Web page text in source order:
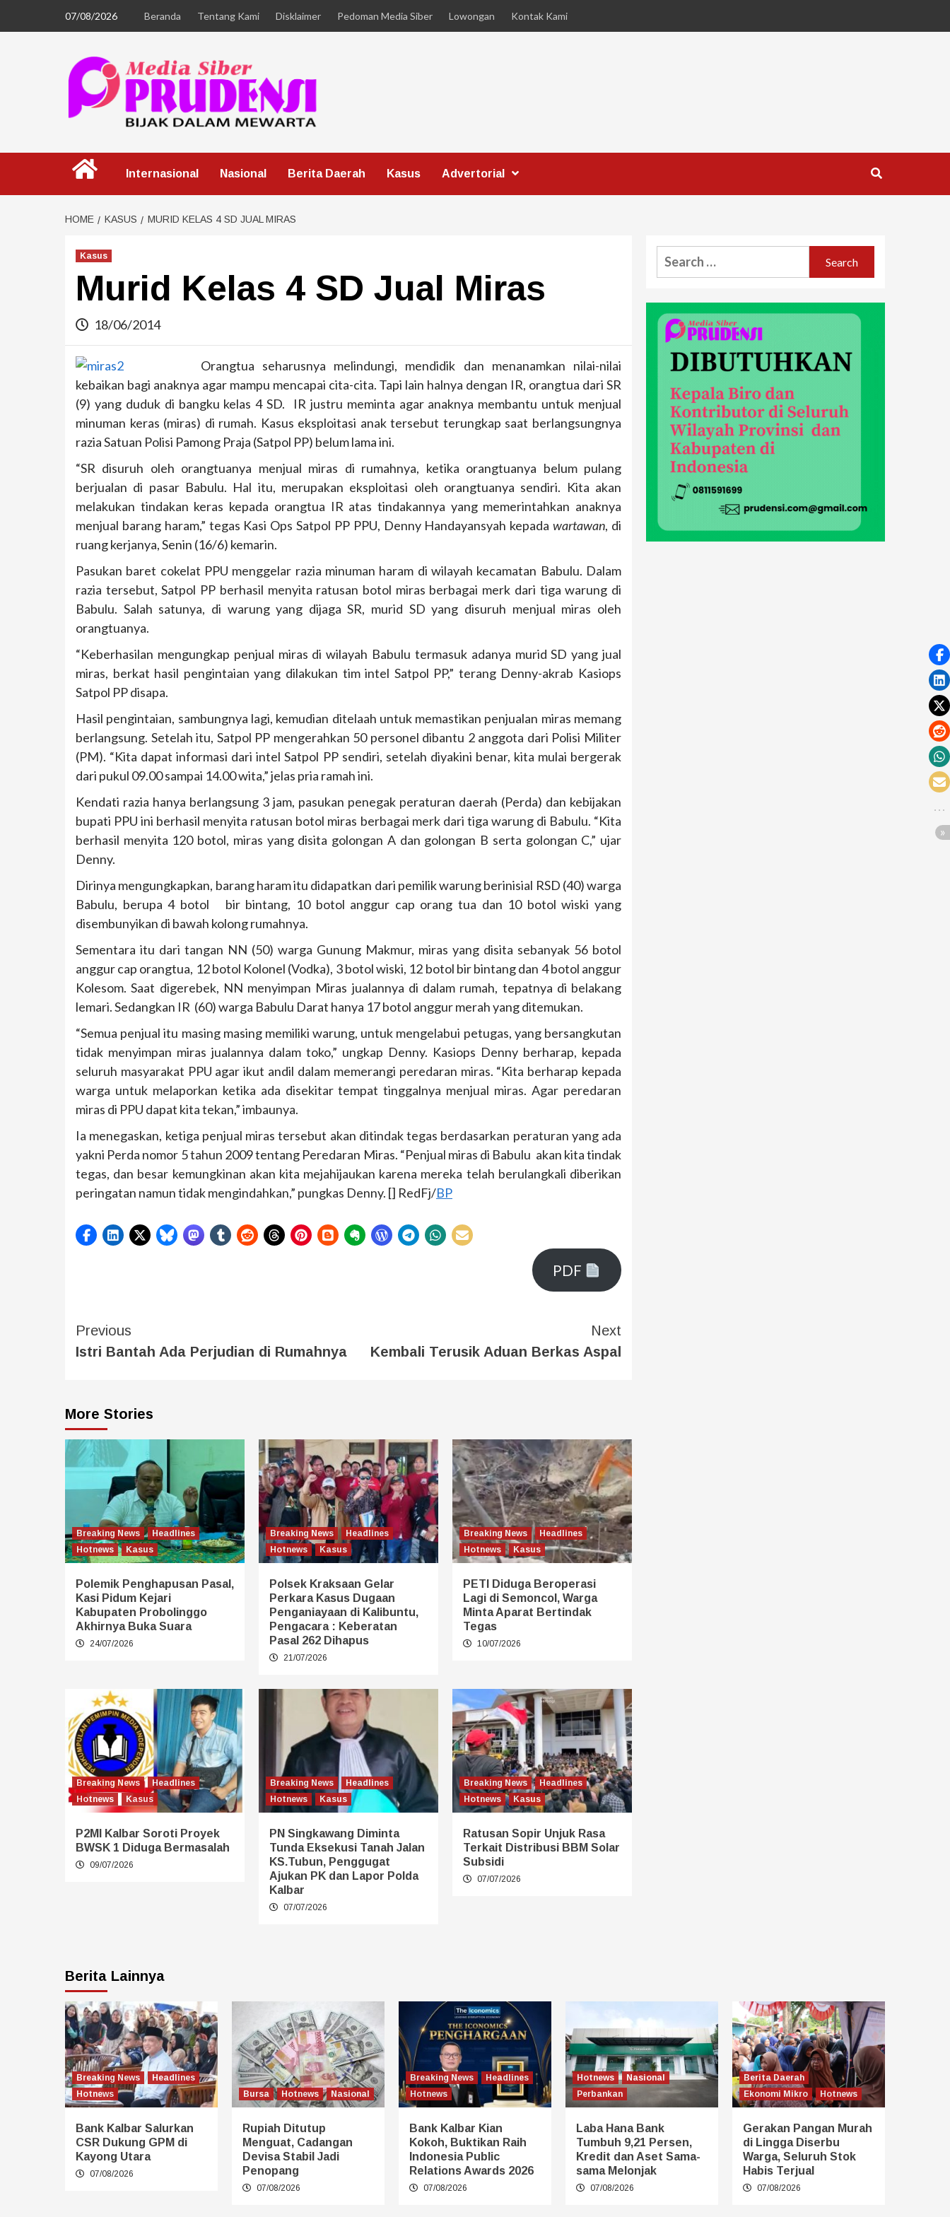
07/08/2026 Beranda Tentang Kami Disklaimer Pedoman Media Siber Lowongan Kontak Kami
Internasional Nasional Berita Daerah Kasus Advertorial
HOME KASUS MURID KELAS 4 SD JUAL MIRAS
Kasus
Murid Kelas 4 SD Jual Miras
18/06/2014
Orangtua seharusnya melindungi, mendidik dan menanamkan nilai-nilai
kebaikan bagi anaknya agar mampu mencapai cita-cita. Tapi lain halnya dengan IR, orangtua dari SR
(9) yang duduk di bangku kelas 4 SD. IR justru meminta agar anaknya membantu untuk menjual
minuman keras (miras) di rumah. Kasus eksploitasi anak tersebut terungkap saat berlangsungnya
razia Satuan Polisi Pamong Praja (Satpol PP) belum lama ini.
“SR disuruh oleh orangtuanya menjual miras di rumahnya, ketika orangtuanya belum pulang
berjualan di pasar Babulu. Hal itu, merupakan eksploitasi oleh orangtuanya sendiri. Kita akan
melakukan tindakan keras kepada orangtua IR atas tindakannya yang memerintahkan anaknya
menjual barang haram,” tegas Kasi Ops Satpol PP PPU, Denny Handayansyah kepadawartawan, di
ruang kerjanya, Senin (16/6) kemarin.
Pasukan baret cokelat PPU menggelar razia minuman haram di wilayah kecamatan Babulu. Dalam
razia tersebut, Satpol PP berhasil menyita ratusan botol miras berbagai merk dari tiga warung di
Babulu. Salah satunya, di warung yang dijaga SR, murid SD yang disuruh menjual miras oleh
orangtuanya.
“Keberhasilan mengungkap penjual miras di wilayah Babulu termasuk adanya murid SD yang jual
miras, berkat hasil pengintaian yang dilakukan tim intel Satpol PP,” terang Denny-akrab Kasiops
Satpol PP disapa.
Hasil pengintaian, sambungnya lagi, kemudian ditelaah untuk memastikan penjualan miras memang
berlangsung. Setelah itu, Satpol PP mengerahkan 50 personel dibantu 2 anggota dari Polisi Militer
(PM). “Kita dapat informasi dari intel Satpol PP sendiri, setelah diyakini benar, kita mulai bergerak
dari pukul 09.00 sampai 14.00 wita,” jelas pria ramah ini.
Kendati razia hanya berlangsung 3 jam, pasukan penegak peraturan daerah (Perda) dan kebijakan
bupati PPU ini berhasil menyita ratusan botol miras berbagai merk dari tiga warung di Babulu. “Kita
berhasil menyita 120 botol, miras yang disita golongan A dan golongan B serta golongan C,” ujar
Denny.
Dirinya mengungkapkan, barang haram itu didapatkan dari pemilik warung berinisial RSD (40) warga
Babulu, berupa 4 botol bir bintang, 10 botol anggur cap orang tua dan 10 botol wiski yang
disembunyikan di bawah kolong rumahnya.
Sementara itu dari tangan NN (50) warga Gunung Makmur, miras yang disita sebanyak 56 botol
anggur cap orangtua, 12 botol Kolonel (Vodka), 3 botol wiski, 12 botol bir bintang dan 4 botol anggur
Kolesom. Saat digerebek, NN menyimpan Miras jualannya di dalam rumah, tepatnya di belakang
lemari. Sedangkan IR (60) warga Babulu Darat hanya 17 botol anggur merah yang ditemukan.
“Semua penjual itu masing masing memiliki warung, untuk mengelabui petugas, yang bersangkutan
tidak menyimpan miras jualannya dalam toko,” ungkap Denny. Kasiops Denny berharap, kepada
seluruh masyarakat PPU agar ikut andil dalam memerangi peredaran miras. “Kita berharap kepada
warga untuk melaporkan ketika ada disekitar tempat tinggalnya menjual miras. Agar peredaran
miras di PPU dapat kita tekan,” imbaunya.
Ia menegaskan, ketiga penjual miras tersebut akan ditindak tegas berdasarkan peraturan yang ada
yakni Perda nomor 5 tahun 2009 tentang Peredaran Miras. “Penjual miras di Babulu akan kita tindak
tegas, dan besar kemungkinan akan kita mejahijaukan karena mereka telah berulangkali diberikan
peringatan namun tidak mengindahkan,” pungkas Denny. [] RedFj/BP
PDF
Previous
Istri Bantah Ada Perjudian di Rumahnya
Next
Kembali Terusik Aduan Berkas Aspal
More Stories
Breaking News
Headlines
Hotnews
Kasus
Polemik Penghapusan Pasal,
Kasi Pidum Kejari
Kabupaten Probolinggo
Akhirnya Buka Suara
24/07/2026
Breaking News
Headlines
Hotnews
Kasus
Polsek Kraksaan Gelar
Perkara Kasus Dugaan
Penganiayaan di Kalibuntu,
Pengacara : Keberatan
Pasal 262 Dihapus
21/07/2026
Breaking News
Headlines
Hotnews
Kasus
PETI Diduga Beroperasi
Lagi di Semoncol, Warga
Minta Aparat Bertindak
Tegas
10/07/2026
Breaking News
Headlines
Hotnews
Kasus
P2MI Kalbar Soroti Proyek
BWSK 1 Diduga Bermasalah
09/07/2026
Breaking News
Headlines
Hotnews
Kasus
PN Singkawang Diminta
Tunda Eksekusi Tanah Jalan
KS.Tubun, Penggugat
Ajukan PK dan Lapor Polda
Kalbar
07/07/2026
Breaking News
Headlines
Hotnews
Kasus
Ratusan Sopir Unjuk Rasa
Terkait Distribusi BBM Solar
Subsidi
07/07/2026
Berita Lainnya
Breaking News
Headlines
Hotnews
Bank Kalbar Salurkan
CSR Dukung GPM di
Kayong Utara
07/08/2026
Bursa Hotnews Nasional
Rupiah Ditutup
Menguat, Cadangan
Devisa Stabil Jadi
Penopang
07/08/2026
Breaking News
Headlines
Hotnews
Bank Kalbar Kian
Kokoh, Buktikan Raih
Indonesia Public
Relations Awards 2026
07/08/2026
Hotnews
Nasional
Perbankan
Laba Hana Bank
Tumbuh 9,21 Persen,
Kredit dan Aset Sama-
sama Melonjak
07/08/2026
Berita Daerah
Ekonomi Mikro
Hotnews
Gerakan Pangan Murah
di Lingga Diserbu
Warga, Seluruh Stok
Habis Terjual
07/08/2026